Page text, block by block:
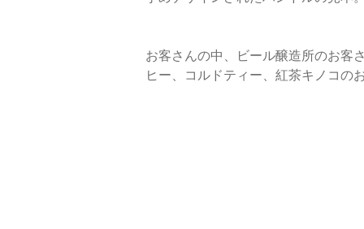
お客さんの中、ビール醸造所のお客
ヒー、コルドティー、紅茶キノコの